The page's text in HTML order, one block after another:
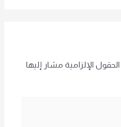
الحقول الإلزامية مشار إليها